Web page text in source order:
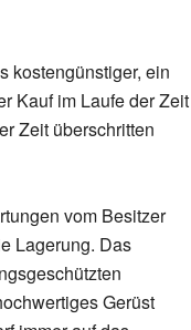
kostengünstiger, ein
Kauf im Laufe der Zeit
Zeit überschritten
vom Besitzer
Lagerung. Das
Gerüst